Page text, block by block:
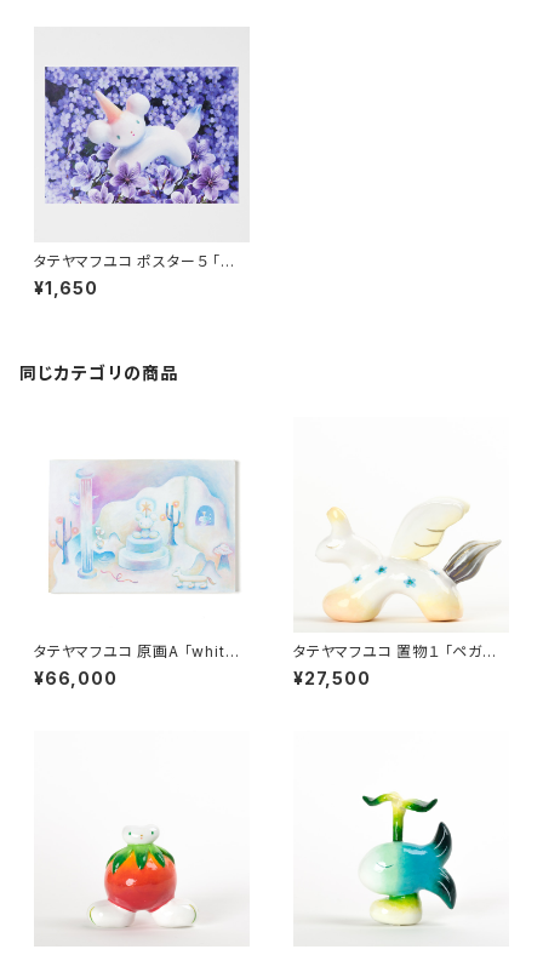
タテヤマフユコ ポスター５ 「珍
獣の赤ちゃん」
¥1,650
同じカテゴリの商品
タテヤマフユコ 原画A 「white
world」
¥66,000
タテヤマフユコ 置物１ 「ペガサ
ス」
¥27,500